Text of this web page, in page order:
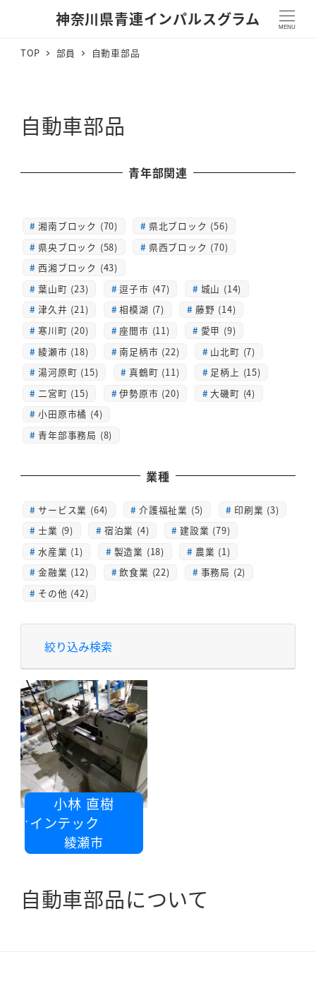
神奈川県青連インパルスグラム MENU
TOP 部員 自動車部品
自動車部品
青年部関連
湘南ブロック (70)
県北ブロック (56)
県央ブロック (58)
県西ブロック (70)
西湘ブロック (43)
葉山町 (23)
逗子市 (47)
城山 (14)
津久井 (21)
相模湖 (7)
藤野 (14)
寒川町 (20)
座間市 (11)
愛甲 (9)
綾瀬市 (18)
南足柄市 (22)
山北町 (7)
湯河原町 (15)
真鶴町 (11)
足柄上 (15)
二宮町 (15)
伊勢原市 (20)
大磯町 (4)
小田原市橘 (4)
青年部事務局 (8)
業種
サービス業 (64) 介護福祉業 (5)
印刷業 (3)
士業 (9)
宿泊業 (4)
建設業 (79)
水産業 (1)
製造業 (18)
農業 (1)
金融業 (12)
飲食業 (22)
事務局 (2)
その他 (42)
絞り込み検索
小林 直樹
ァインテック
綾瀬市
自動車部品について